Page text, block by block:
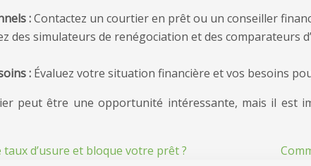
:Contactez un courtier en prêt ou un conseiller
des simulateurs de renégociation et des
: Évaluez votre situation financière et vos besoins
peut être une opportunité intéressante, mais il
d’usure et bloque votre prêt ?